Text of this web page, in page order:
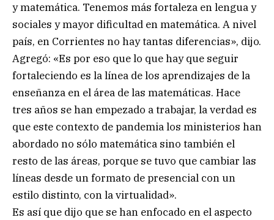
y matemática. Tenemos más fortaleza en lengua y
sociales y mayor dificultad en matemática. A nivel
país, en Corrientes no hay tantas diferencias», dijo.
Agregó: «Es por eso que lo que hay que seguir
fortaleciendo es la línea de los aprendizajes de la
enseñanza en el área de las matemáticas. Hace
tres años se han empezado a trabajar, la verdad es
que este contexto de pandemia los ministerios han
abordado no sólo matemática sino también el
resto de las áreas, porque se tuvo que cambiar las
líneas desde un formato de presencial con un
estilo distinto, con la virtualidad».
Es así que dijo que se han enfocado en el aspecto